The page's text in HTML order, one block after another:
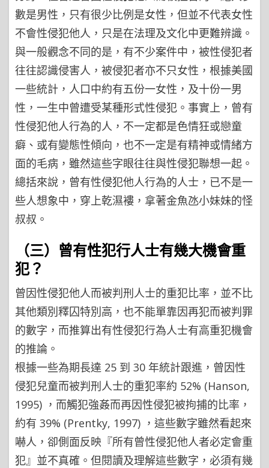
數是男性，只有很少比例是女性，但並不代表女性
不會性侵犯他人，只是在法理及文化中更難辨識。
與一般觀念不同的是，有不少案件中，被性侵犯者
往往認識侵害人，被侵犯者亦不只女性，根據美國
一些統計，人口中約有五份一女性，及十份一男
性，一生中曾遭受某種形式性侵犯。事實上，曾有
性侵犯他人行為的人，不一定都是色情狂或戀童
癖、或有變態性傾向，也不一定是有精神或情緒方
面的毛病，雖然這些字眼往往與性侵犯聯想一起。
總括來說，曾有性侵犯他人行為的人士，已不是一
些人想象中，穿上乾濕褸，拿著金魚氹小妹妹的怪
叔叔。
（三）曾有性犯行人士有幾大機會重
犯？
曾因性侵犯他人而被判刑人士的重犯比率，並不比
其他類別釋囚特別高，也不能單靠因再犯而被判罪
的數字，而推算出有性侵犯行為人士有高重犯機會
的推論。
根據一些為期長達 25 到 30 年統計跟進，曾因性
侵犯兒童而被判刑人士的重犯率約 52% (Hanson,
1995) ，而觸犯強姦而再因性侵犯被拘捕的比率，
約有 39% (Prentky, 1997) ，這些數字雖然看起來
嚇人，卻側面反映『所有曾性侵犯他人者必定會重
犯』並不真確。但閱讀及理解這些數字，必須有幾